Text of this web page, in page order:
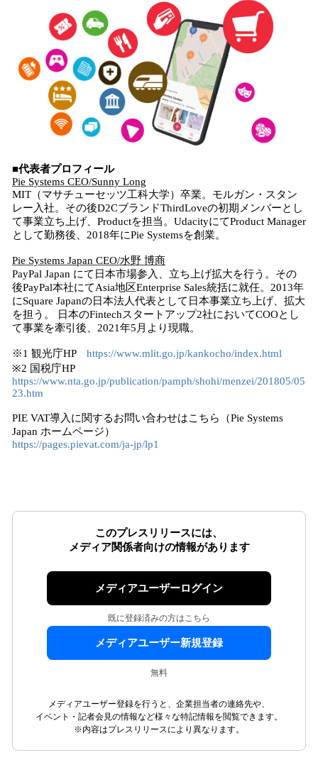
■代表者プロフィール
Pie Systems CEO/Sunny Long
MIT（マサチューセッツ工科大学）卒業。モルガン・スタン
レー入社。その後D2CブランドThirdLoveの初期メンバーとし
て事業立ち上げ、Productを担当。UdacityにてProduct Manager
として勤務後、2018年にPie Systemsを創業。
Pie Systems Japan CEO/水野 博商
PayPal Japan にて日本市場参入、立ち上げ拡大を行う。その
後PayPal本社にてAsia地区Enterprise Sales統括に就任。2013年
にSquare Japanの日本法人代表として日本事業立ち上げ、拡大
を担う。 日本のFintechスタートアップ2社においてCOOとし
て事業を牽引後、2021年5月より現職。
※1 観光庁HP https://www.mlit.go.jp/kankocho/index.html
※2 国税庁HP
https://www.nta.go.jp/publication/pamph/shohi/menzei/201805/05
23.htm
PIE VAT導入に関するお問い合わせはこちら（Pie Systems
Japan ホームページ）
https://pages.pievat.com/ja-jp/lp1
このプレスリリースには、
メディア関係者向けの情報があります
メディアユーザーログイン
既に登録済みの方はこちら
メディアユーザー新規登録
無料
メディアユーザー登録を行うと、企業担当者の連絡先や、
イベント・記者会見の情報など様々な特記情報を閲覧できます。
※内容はプレスリリースにより異なります。